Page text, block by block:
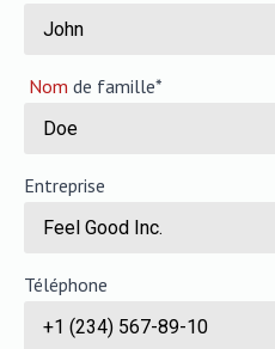
Nom de famille*
Entreprise
Téléphone